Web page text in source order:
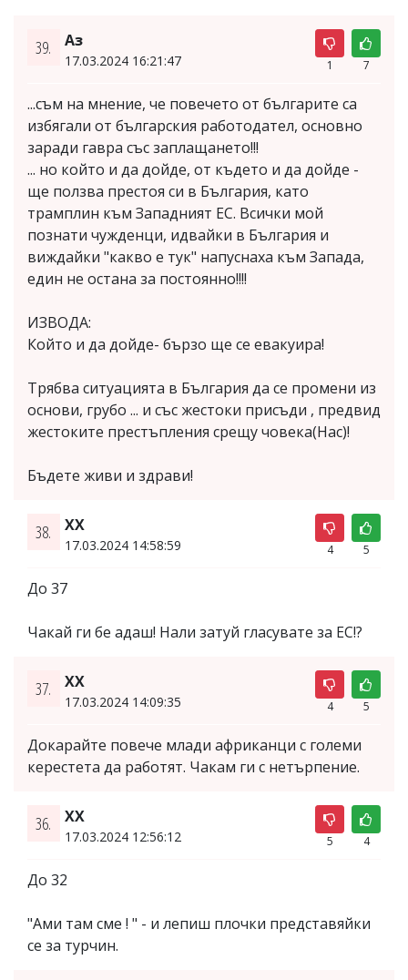
39. Аз
17.03.2024 16:21:47 1 7
...съм на мнение, че повечето от българите са
избягали от българския работодател, основно
заради гавра със заплащането!!!
... но който и да дойде, от където и да дойде -
ще ползва престоя си в България, като
трамплин към Западният ЕС. Всички мой
познати чужденци, идвайки в България и
виждайки "какво е тук" напуснаха към Запада,
един не остана за постоянно!!!!
ИЗВОДА:
Който и да дойде- бързо ще се евакуира!
Трябва ситуацията в България да се промени из
основи, грубо ... и със жестоки присъди , предвид
жестоките престъпления срещу човека(Нас)!
Бъдете живи и здрави!
38. XX
17.03.2024 14:58:59 4 5
До 37
Чакай ги бе адаш! Нали затуй гласувате за ЕС!?
37. XX
17.03.2024 14:09:35 4 5
Докарайте повече млади африканци с големи
керестета да работят. Чакам ги с нетърпение.
36. ХХ
17.03.2024 12:56:12 5 4
До 32
"Ами там сме ! " - и лепиш плочки представяйки
се за турчин.